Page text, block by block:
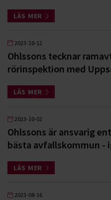
LÄS MER
2023-10-12
Ohlssons tecknar
rörinspektion med
LÄS MER
2023-10-02
Ohlssons är ansvarig
bästa avfallskommun -
LÄS MER
2023-08-16